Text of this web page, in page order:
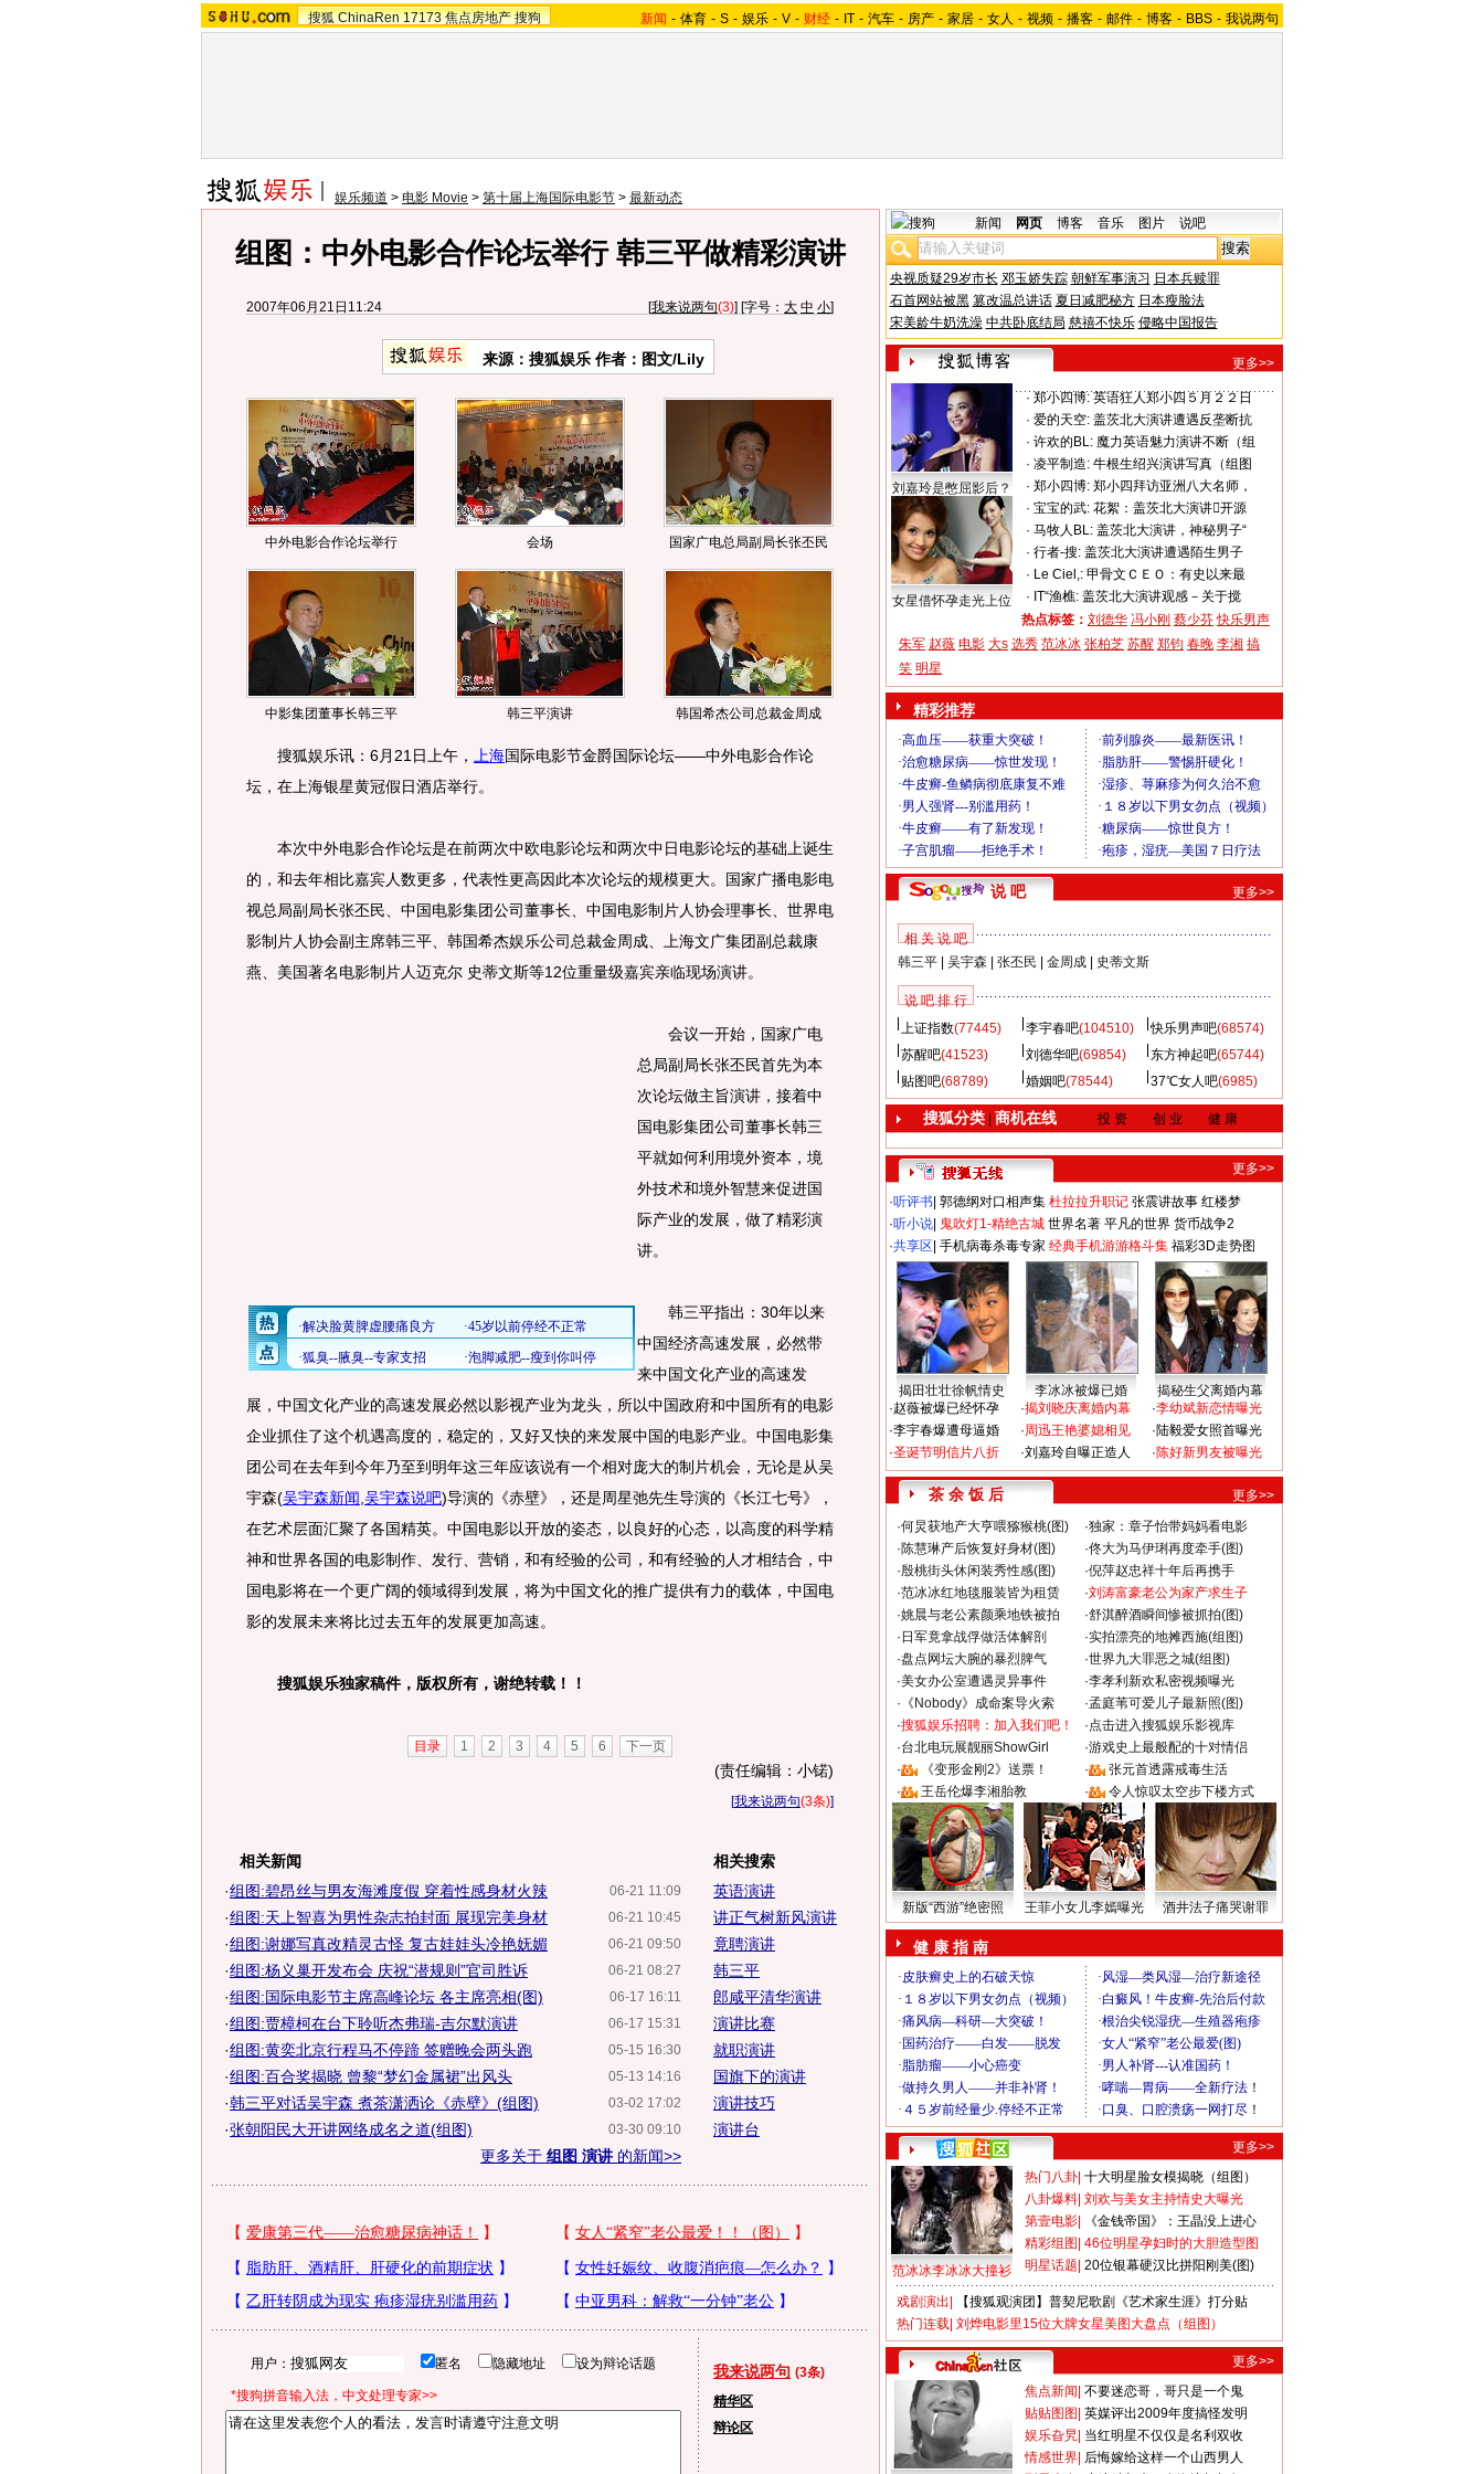
搜狐 ChinaRen 17173 焦点房地产 搜狗 新闻 - 体育 - S - 娱乐 - V - 财经 - IT - 汽车 - 房产 - 家居 - 女人 - 视频 - 播客 - 邮件 - 博客 - BBS - 我说两句
娱乐频道 > 电影 Movie > 第十届上海国际电影节 > 最新动态
组图：中外电影合作论坛举行 韩三平做精彩演讲
2007年06月21日11:24 [我来说两句(3)] [字号： 大 中 小]
来源：搜狐娱乐 作者：图文/Lily
中外电影合作论坛举行 会场 国家广电总局副局长张丕民
中影集团董事长韩三平 韩三平演讲 韩国希杰公司总裁金周成
搜狐娱乐讯：6月21日上午， 上海国际电影节金爵国际论坛——中外电影合作论
坛，在上海银星黄冠假日酒店举行。
本次中外电影合作论坛是在前两次中欧电影论坛和两次中日电影论坛的基础上诞生
的，和去年相比嘉宾人数更多，代表性更高因此本次论坛的规模更大。国家广播电影电
视总局副局长张丕民、中国电影集团公司董事长、中国电影制片人协会理事长、世界电
影制片人协会副主席韩三平、韩国希杰娱乐公司总裁金周成、上海文广集团副总裁康
燕、美国著名电影制片人迈克尔 史蒂文斯等12位重量级嘉宾亲临现场演讲。
会议一开始，国家广电
总局副局长张丕民首先为本
次论坛做主旨演讲，接着中
国电影集团公司董事长韩三
平就如何利用境外资本，境
外技术和境外智慧来促进国
际产业的发展，做了精彩演
讲。
韩三平指出：30年以来
中国经济高速发展，必然带
来中国文化产业的高速发
展，中国文化产业的高速发展必然以影视产业为龙头，所以中国政府和中国所有的电影
企业抓住了这个机遇高度的，稳定的，又好又快的来发展中国的电影产业。中国电影集
团公司在去年到今年乃至到明年这三年应该说有一个相对庞大的制片机会，无论是从吴
宇森(吴宇森新闻 吴宇森说吧)导演的《赤壁》，还是周星弛先生导演的《长江七号》，
在艺术层面汇聚了各国精英。中国电影以开放的姿态，以良好的心态，以高度的科学精
神和世界各国的电影制作、发行、营销，和有经验的公司，和有经验的人才相结合，中
国电影将在一个更广阔的领域得到发展，将为中国文化的推广提供有力的载体，中国电
影的发展未来将比过去五年的发展更加高速。
搜狐娱乐独家稿件，版权所有，谢绝转载！！
目录 1 2 3 4 5 6 下一页
(责任编辑：小锘)
[我来说两句(3条)]
相关新闻
06-21 11:09
·组图:碧昂丝与男友海滩度假 穿着性感身材火辣
06-21 10:45
·组图:天上智喜为男性杂志拍封面 展现完美身材
06-21 09:50
·组图:谢娜写真改精灵古怪 复古娃娃头冷艳妩媚
06-21 08:27
·组图:杨义巢开发布会 庆祝“潜规则”官司胜诉
06-17 16:11
·组图:国际电影节主席高峰论坛 各主席亮相(图)
06-17 15:31
·组图:贾樟柯在台下聆听杰弗瑞-吉尔默演讲
05-15 16:30
·组图:黄奕北京行程马不停蹄 签赠晚会两头跑
05-13 14:16
·组图:百合奖揭晓 曾黎“梦幻金属裙”出风头
03-02 17:02
·韩三平对话吴宇森 煮茶潇洒论《赤壁》(组图)
03-30 09:10
·张朝阳民大开讲网络成名之道(组图)
更多关于 组图 演讲 的新闻>>
相关搜索
英语演讲
讲正气树新风演讲
竟聘演讲
韩三平
郎咸平清华演讲
演讲比赛
就职演讲
国旗下的演讲
演讲技巧
演讲台
用户： 匿名 隐藏地址 设为辩论话题
*搜狗拼音输入法，中文处理专家>>
我来说两句 (3条)
精华区
辩论区
新闻 网页 博客 音乐 图片 说吧
央视质疑29岁市长 邓玉娇失踪 朝鲜军事演习 日本兵赎罪
石首网站被黑 篡改温总讲话 夏日减肥秘方 日本瘦脸法
宋美龄牛奶洗澡 中共卧底结局 慈禧不快乐 侵略中国报告
更多>>
刘嘉玲是憋屈影后？
女星借怀孕走光上位
· 郑小四博: 英语狂人郑小四５月２２日
· 爱的天空: 盖茨北大演讲遭遇反垄断抗
· 许欢的BL: 魔力英语魅力演讲不断（组
· 凌平制造: 牛根生绍兴演讲写真（组图
· 郑小四博: 郑小四拜访亚洲八大名师，
· 宝宝的武: 花絮：盖茨北大演讲开源
· 马牧人BL: 盖茨北大演讲，神秘男子“
· 行者-搜: 盖茨北大演讲遭遇陌生男子
· Le Ciel,: 甲骨文ＣＥＯ：有史以来最
· IT“渔樵: 盖茨北大演讲观感－关于搅
热点标签： 刘德华 冯小刚 蔡少芬 快乐男声
朱军 赵薇 电影 大s 选秀 范冰冰 张柏芝 苏醒 郑钧 春晚 李湘 搞
笑 明星
精彩推荐
说 吧 更多>>
相 关 说 吧
韩三平| 吴宇森 张丕民 金周成| 史蒂文斯
说 吧 排 行
上证指数(77445) 李宇春吧(104510) 快乐男声吧(68574)
苏醒吧(41523) 刘德华吧(69854) 东方神起吧(65744)
贴图吧(68789) 婚姻吧(78544) 37℃女人吧(6985)
搜狐分类| 商机在线 投 资 创 业 健 康
更多>>
·听评书 郭德纲对口相声集 杜拉拉升职记 张震讲故事 红楼梦
·听小说 鬼吹灯1-精绝古城 世界名著 平凡的世界 货币战争2
·共享区 手机病毒杀毒专家 经典手机游游格斗集 福彩3D走势图
揭田壮壮徐帆情史 李冰冰被爆已婚
揭秘生父离婚内幕
·赵薇被爆已经怀孕
·李宇春爆遭母逼婚
·圣诞节明信片八折
·揭刘晓庆离婚内幕
·周迅王艳婆媳相见
·刘嘉玲自曝正造人
·李幼斌新恋情曝光
·陆毅爱女照首曝光
·陈好新男友被曝光
茶 余 饭 后
更多>>
·何炅获地产大亨喂猕猴桃(图) ·独家：章子怡带妈妈看电影
·陈慧琳产后恢复好身材(图) ·佟大为马伊琍再度牵手(图)
·殷桃街头休闲装秀性感(图) ·倪萍赵忠祥十年后再携手
·范冰冰红地毯服装皆为租赁 ·刘涛富豪老公为家产求生子
·姚晨与老公素颜乘地铁被拍 ·舒淇醉酒瞬间惨被抓拍(图)
· 日军竟拿战俘做活体解剖 ·实拍漂亮的地摊西施(组图)
·盘点网坛大腕的暴烈脾气 ·世界九大罪恶之城(组图)
·美女办公室遭遇灵异事件 ·李孝利新欢私密视频曝光
· 《Nobody》成命案导火索 ·孟庭苇可爱儿子最新照(图)
·搜狐娱乐招聘：加入我们吧！ ·点击进入搜狐娱乐影视库
·台北电玩展靓丽ShowGirl ·游戏史上最般配的十对情侣
·
《变形金刚2》送票！ ·
张元首透露戒毒生活
·
王岳伦爆李湘胎教 · 令人惊叹太空步下楼方式
新版“西游”绝密照 王菲小女儿李嫣曝光 酒井法子痛哭谢罪
健 康 指 南
更多>>
范冰冰李冰冰大撞衫
热门八卦 十大明星脸女模揭晓（组图）
八卦爆料 刘欢与美女主持情史大曝光
第壹电影
《金钱帝国》：王晶没上进心
精彩组图 46位明星孕妇时的大胆造型图
明星话题 20位银幕硬汉比拼阳刚美(图)
戏剧演出
【搜狐观演团】普契尼歌剧《艺术家生涯》打分贴
热门连载 刘烨电影里15位大牌女星美图大盘点（组图）
更多>>
焦点新闻 不要迷恋哥，哥只是一个鬼
贴贴图图 英媒评出2009年度搞怪发明
娱乐旮旯 当红明星不仅仅是名利双收
情感世界 后悔嫁给这样一个山西男人